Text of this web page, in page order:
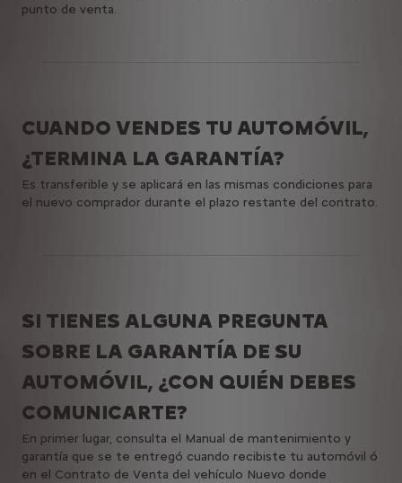
punto de venta.
CUANDO VENDES TU AUTOMÓVIL,
¿TERMINA LA GARANTÍA?
Es transferible y se aplicará en las mismas condiciones para
el nuevo comprador durante el plazo restante del contrato.
SI TIENES ALGUNA PREGUNTA
SOBRE LA GARANTÍA DE SU
AUTOMÓVIL, ¿CON QUIÉN DEBES
COMUNICARTE?
En primer lugar, consulta el Manual de mantenimiento y
garantía que se te entregó cuando recibiste tu automóvil ó
en el Contrato de Venta del vehículo Nuevo donde